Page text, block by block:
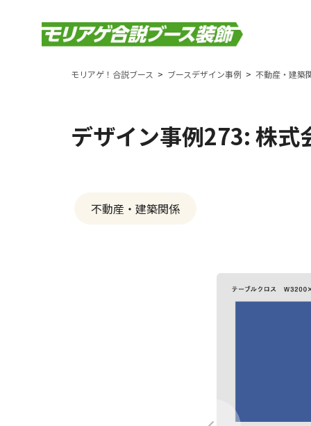
モリアゲ！合説ブース ブースデザイン事例 不動産・建築
デザイン事例273: 株式
不動産・建築関係